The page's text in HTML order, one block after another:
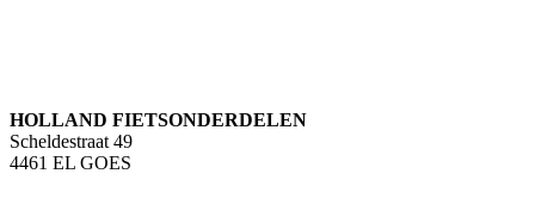
HOLLAND FIETSONDERDELEN
Scheldestraat 49
4461 EL GOES